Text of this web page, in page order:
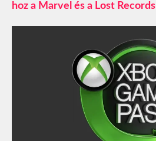
hoz a Marvel és a Lost Records